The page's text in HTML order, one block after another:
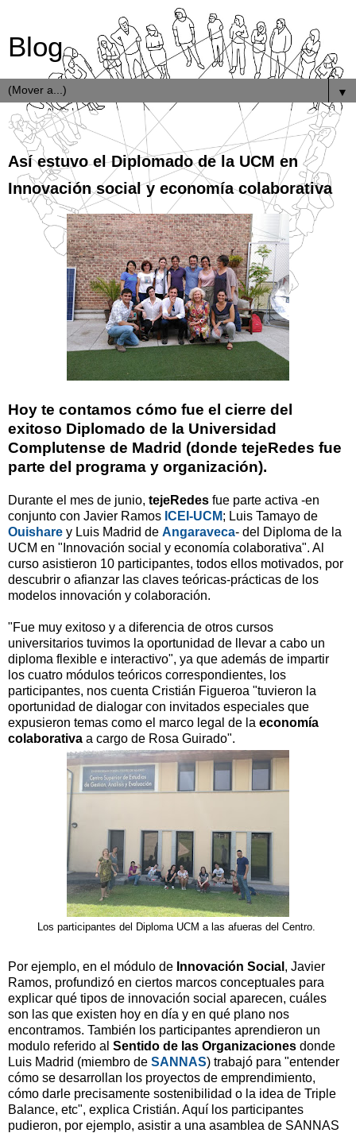
Blog
▼
31.7.17
Así estuvo el Diplomado de la UCM en
Innovación social y economía colaborativa
Hoy te contamos cómo fue el cierre del
exitoso Diplomado de la Universidad
Complutense de Madrid (donde tejeRedes fue
parte del programa y organización).
Durante el mes de junio, tejeRedes fue parte activa -en
conjunto con Javier Ramos ICEI-UCM; Luis Tamayo de
Ouishare y Luis Madrid de Angaraveca- del Diploma de la
UCM en "Innovación social y economía colaborativa". Al
curso asistieron 10 participantes, todos ellos motivados, por
descubrir o afianzar las claves teóricas-prácticas de los
modelos innovación y colaboración.
"Fue muy exitoso y a diferencia de otros cursos
universitarios tuvimos la oportunidad de llevar a cabo un
diploma flexible e interactivo", ya que además de impartir
los cuatro módulos teóricos correspondientes, los
participantes, nos cuenta Cristián Figueroa "tuvieron la
oportunidad de dialogar con invitados especiales que
expusieron temas como el marco legal de la economía
colaborativa a cargo de Rosa Guirado".
Los participantes del Diploma UCM a las afueras del Centro.
Por ejemplo, en el módulo de Innovación Social , Javier
Ramos, profundizó en ciertos marcos conceptuales para
explicar qué tipos de innovación social aparecen, cuáles
son las que existen hoy en día y en qué plano nos
encontramos. También los participantes aprendieron un
modulo referido al Sentido de las Organizaciones donde
Luis Madrid (miembro de SANNAS) trabajó para "entender
cómo se desarrollan los proyectos de emprendimiento,
cómo darle precisamente sostenibilidad o la idea de Triple
Balance, etc", explica Cristián. Aquí los participantes
pudieron, por ejemplo, asistir a una asamblea de SANNAS